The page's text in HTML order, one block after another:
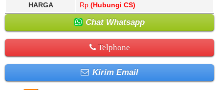
HARGA Rp. (Hubungi CS)
Chat Whatsapp
Telphone
Kirim Email